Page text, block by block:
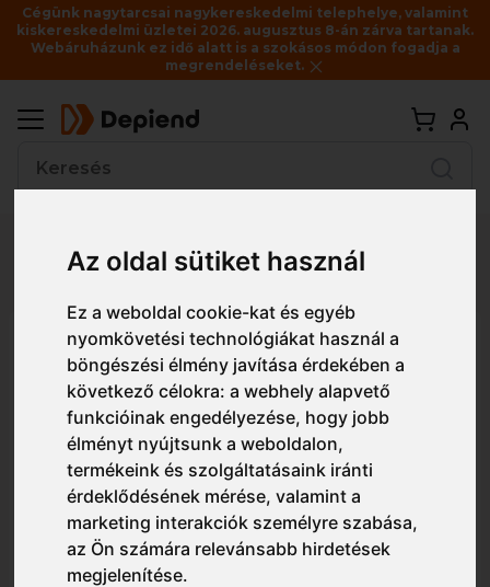
Az oldal sütiket használ
Ez a weboldal cookie-kat és egyéb
nyomkövetési technológiákat használ a
böngészési élmény javítása érdekében a
következő célokra:a webhely alapvető
funkcióinak engedélyezése, hogy jobb
élményt nyújtsunk a weboldalon,
termékeink és szolgáltatásaink iránti
érdeklődésének mérése, valamint a
marketing interakciók személyre szabása,
az Ön számára relevánsabb hirdetések
megjelenítése.
Cégünk nagytarcsai nagykereskedelmi telephelye, valamint
kiskereskedelmi üzletei 2026. augusztus 8-án zárva tartanak.
Webáruházunk ez idő alatt is a szokásos módon fogadja a
megrendeléseket.
Részletes nézet Egyszerű nézet
PS24 Portwest Peak OTG
védőszemüveg